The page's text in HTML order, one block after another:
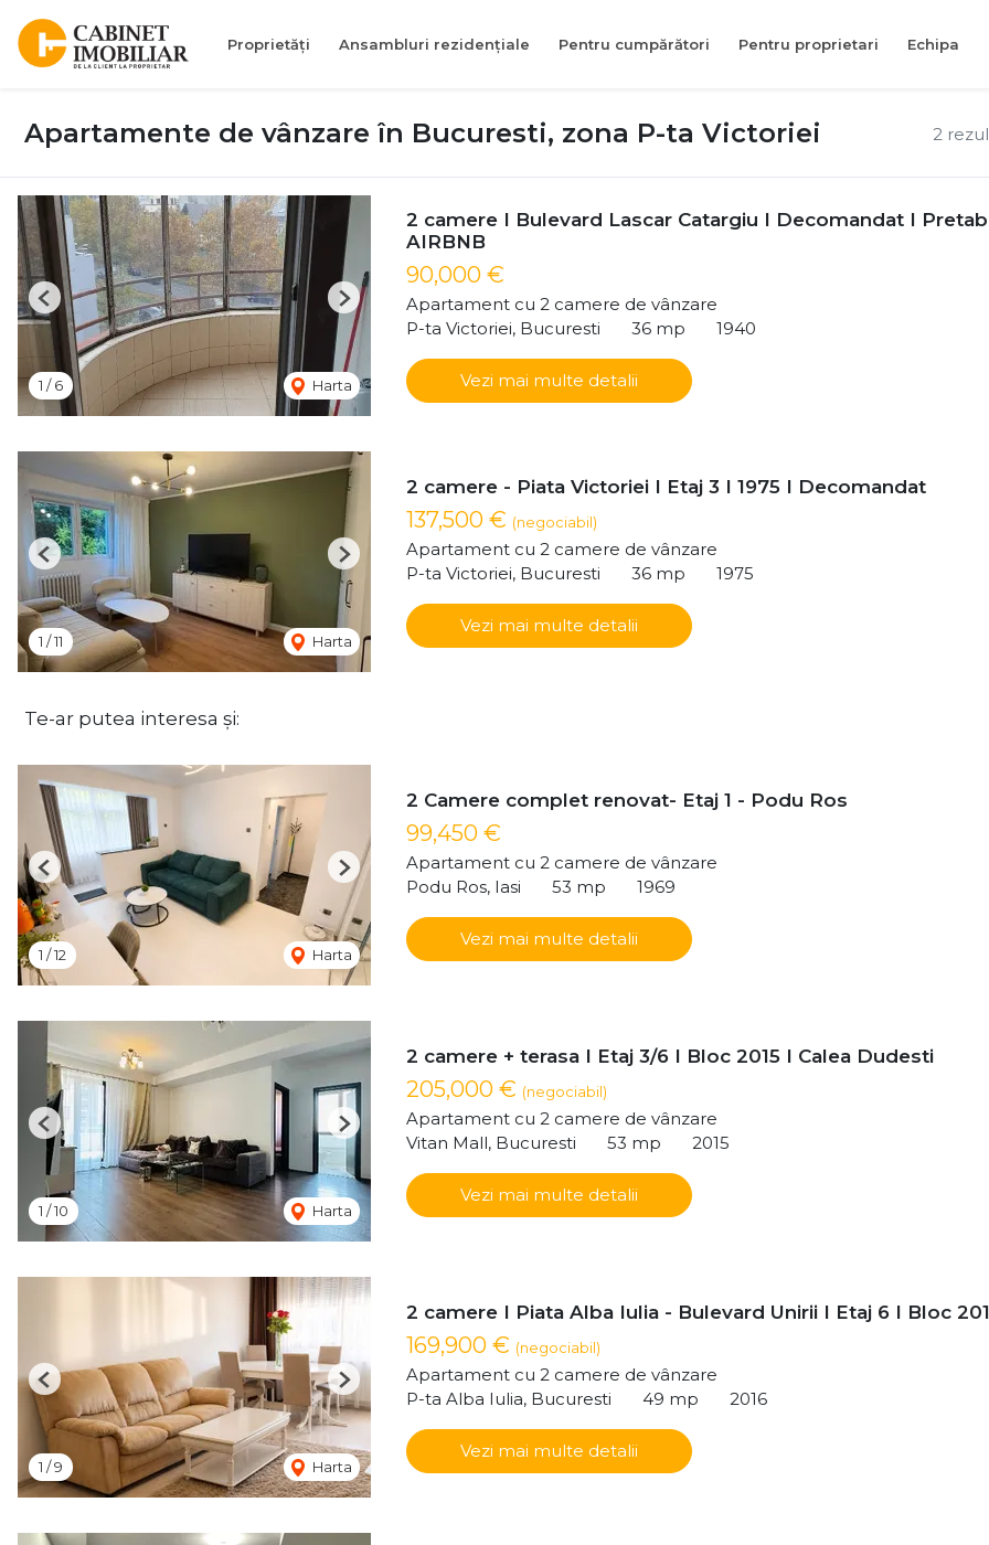
Proprietăți Ansambluri rezidențiale Pentru cumpărători Pentru proprietari Echipa
2
Apartamente de vânzare în Bucuresti, zona P-ta Victoriei
1 /6 Harta
Previous Next
2 camere I Bulevard Lascar Catargiu I Decomandat I
AIRBNB
90,000 €
Apartament cu 2 camere de vânzare
P-ta Victoriei, Bucuresti
36 mp 1940
Vezi mai multe detalii
1 /11 Harta
Previous Next
2 camere - Piata Victoriei I Etaj 3 I 1975 I Decomandat
137,500 € (negociabil)
Apartament cu 2 camere de vânzare
P-ta Victoriei, Bucuresti
36 mp 1975
Vezi mai multe detalii
Te-ar putea interesa și:
1 /12 Harta
Previous Next
2 Camere complet renovat- Etaj 1 - Podu Ros
99,450 €
Apartament cu 2 camere de vânzare
Podu Ros, Iasi
53 mp 1969
Vezi mai multe detalii
1 /10 Harta
Previous Next
2 camere + terasa I Etaj 3/6 I Bloc 2015 I Calea Dudesti
205,000 € (negociabil)
Apartament cu 2 camere de vânzare
Vitan Mall, Bucuresti
53 mp 2015
Vezi mai multe detalii
1 /9 Harta
Previous Next
2 camere I Piata Alba Iulia - Bulevard Unirii I Etaj 6 I Bloc
169,900 € (negociabil)
Apartament cu 2 camere de vânzare
P-ta Alba Iulia, Bucuresti
49 mp 2016
Vezi mai multe detalii